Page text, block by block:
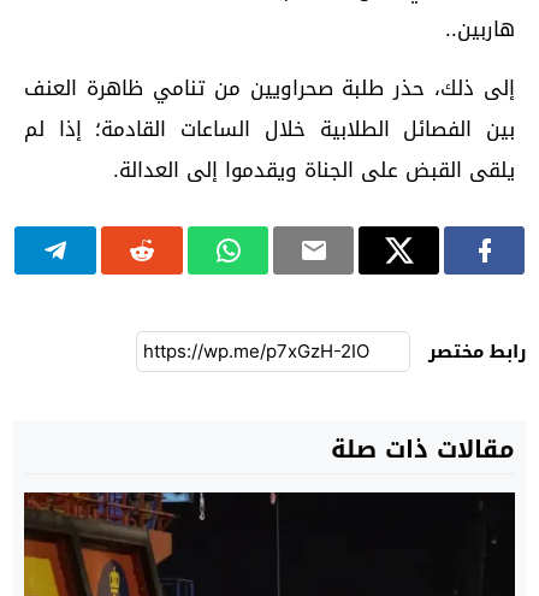
هاربين..
إلى ذلك، حذر طلبة صحراويين من تنامي ظاهرة العنف
بين الفصائل الطلابية خلال الساعات القادمة؛ إذا لم
يلقى القبض على الجناة ويقدموا إلى العدالة.
رابط مختصر
مقالات ذات صلة